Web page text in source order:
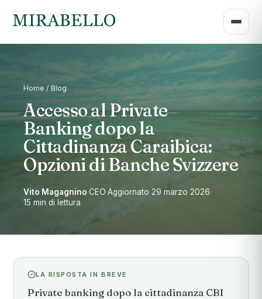
Home / Blog
Accesso al Private
Banking dopo la
Cittadinanza Caraibica:
Opzioni di Banche Svizzere
Vito Magagnino·CEO·Aggiornato 29 marzo 2026·
15 min di lettura
LA RISPOSTA IN BREVE
Private banking dopo la cittadinanza CBI